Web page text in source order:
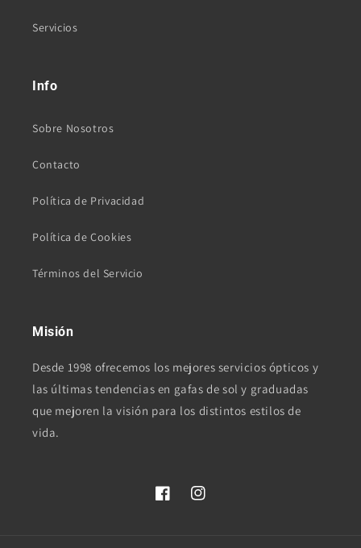
Servicios
Info
Sobre Nosotros
Contacto
Política de Privacidad
Política de Cookies
Términos del Servicio
Misión
Desde 1998 ofrecemos los mejores servicios ópticos y
las últimas tendencias en gafas de sol y graduadas
que mejoren la visión para los distintos estilos de
vida.
FacebookInstagram